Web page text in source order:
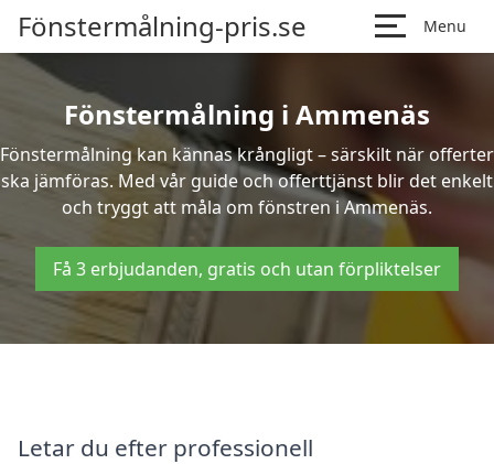
Fönstermålning-pris.se Menu
Fönstermålning i Ammenäs
Fönstermålning kan kännas krångligt – särskilt när offerter
ska jämföras. Med vår guide och offerttjänst blir det enkelt
och tryggt att måla om fönstren i Ammenäs.
Få 3 erbjudanden, gratis och utan förpliktelser
Letar du efter professionell